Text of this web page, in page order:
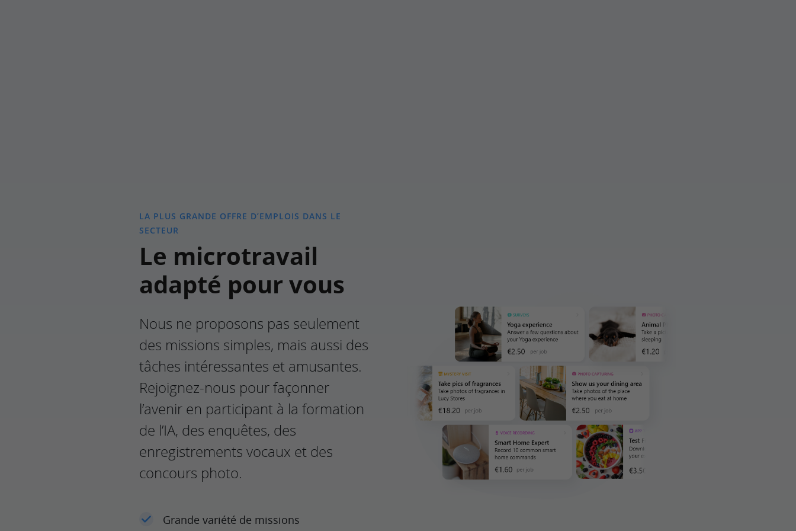
LA PLUS GRANDE OFFRE D’EMPLOIS DANS LE
SECTEUR
Le microtravail
adapté pour vous
Nous ne proposons pas seulement
des missions simples, mais aussi des
tâches intéressantes et amusantes.
Rejoignez-nous pour façonner
l’avenir en participant à la formation
de l’IA, des enquêtes, des
enregistrements vocaux et des
concours photo.
Grande variété de missions